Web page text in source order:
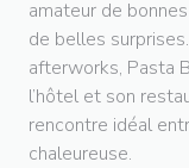
amateur de
de belles
afterworks, Pasta
l’hôtel et son
rencontre idéal
chaleureuse.